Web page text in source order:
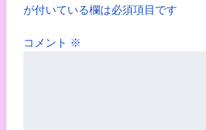
が付いている欄は必須項目です
コメント ※